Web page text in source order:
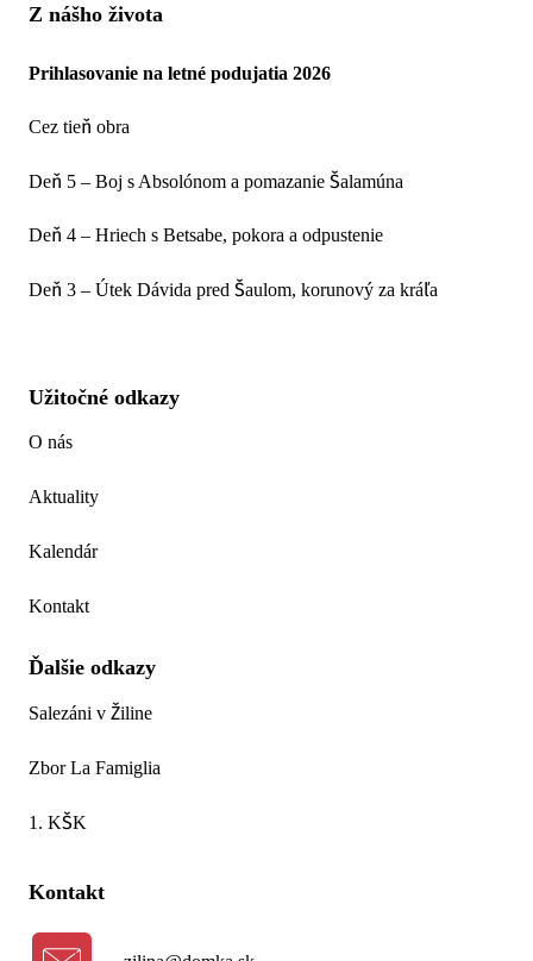
Z nášho života
Prihlasovanie na letné podujatia 2026
Cez tieň obra
Deň 5 – Boj s Absolónom a pomazanie Šalamúna
Deň 4 – Hriech s Betsabe, pokora a odpustenie
Deň 3 – Útek Dávida pred Šaulom, korunový za kráľa
Užitočné odkazy
O nás
Aktuality
Kalendár
Kontakt
Ďalšie odkazy
Salezáni v Žiline
Zbor La Famiglia
1. KŠK
Kontakt